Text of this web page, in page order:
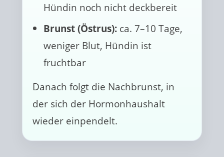
Hündin noch nicht deckbereit
Brunst (Östrus): ca. 7–10 Tage,
weniger Blut, Hündin ist
fruchtbar
Danach folgt die Nachbrunst, in
der sich der Hormonhaushalt
wieder einpendelt.